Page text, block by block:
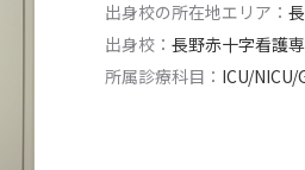
出身校の所在地エリア：
出身校： 長野赤十字看護
所属診療科目： ICU/NICU/